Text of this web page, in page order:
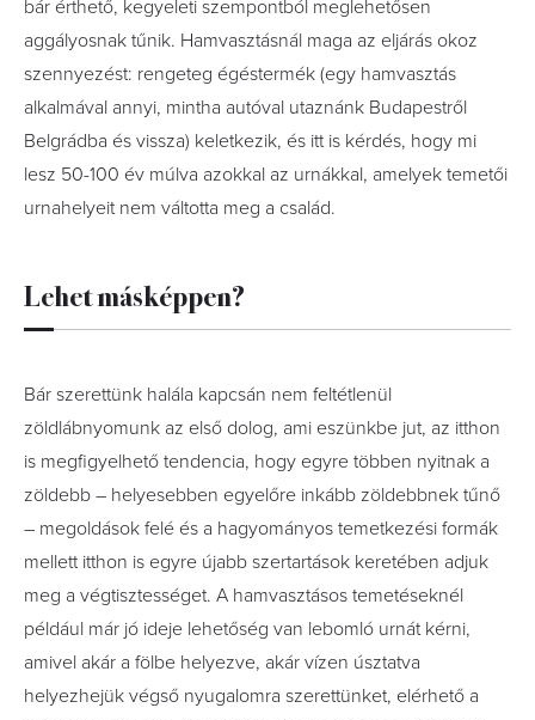
bár érthető, kegyeleti szempontból meglehetősen
aggályosnak tűnik. Hamvasztásnál maga az eljárás okoz
szennyezést: rengeteg égéstermék (egy hamvasztás
alkalmával annyi, mintha autóval utaznánk Budapestről
Belgrádba és vissza) keletkezik, és itt is kérdés, hogy mi
lesz 50-100 év múlva azokkal az urnákkal, amelyek temetői
urnahelyeit nem váltotta meg a család.
Lehet másképpen?
Bár szerettünk halála kapcsán nem feltétlenül
zöldlábnyomunk az első dolog, ami eszünkbe jut, az itthon
is megfigyelhető tendencia, hogy egyre többen nyitnak a
zöldebb – helyesebben egyelőre inkább zöldebbnek tűnő
– megoldások felé és a hagyományos temetkezési formák
mellett itthon is egyre újabb szertartások keretében adjuk
meg a végtisztességet. A hamvasztásos temetéseknél
például már jó ideje lehetőség van lebomló urnát kérni,
amivel akár a fölbe helyezve, akár vízen úsztatva
helyezhejük végső nyugalomra szerettünket, elérhető a